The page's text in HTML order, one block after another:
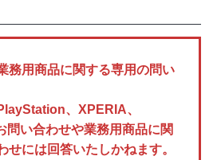
務用商品に関する専用の問い
、XPERIA、
問い合わせや業務用商品に関
せには回答いたしかねます。